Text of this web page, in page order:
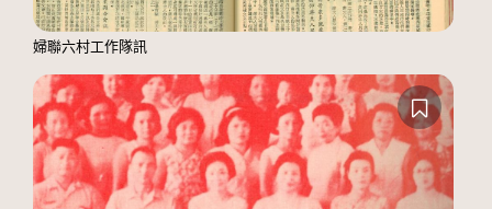
婦聯六村工作隊訊